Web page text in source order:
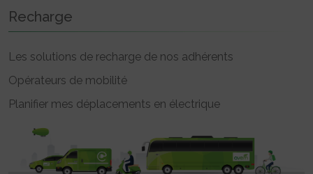
Recharge
Les solutions de recharge de nos adhérents
Opérateurs de mobilité
Planifier mes déplacements en électrique